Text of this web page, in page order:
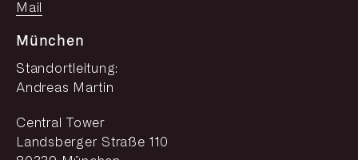
Mail
München
Standortleitung:
Andreas Martin
Central Tower
Landsberger Straße 110